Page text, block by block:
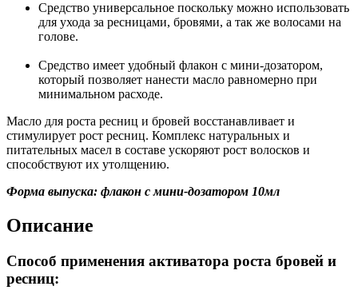
Средство универсальное поскольку можно использовать
для ухода за ресницами, бровями, а так же волосами на
голове.
Средство имеет удобный флакон с мини-дозатором,
который позволяет нанести масло равномерно при
минимальном расходе.
Масло для роста ресниц и бровей восстанавливает и
стимулирует рост ресниц. Комплекс натуральных и
питательных масел в составе ускоряют рост волосков и
способствуют их утолщению.
Форма выпуска: флакон с мини-дозатором 10мл
Описание
Способ применения активатора роста бровей и
ресниц: